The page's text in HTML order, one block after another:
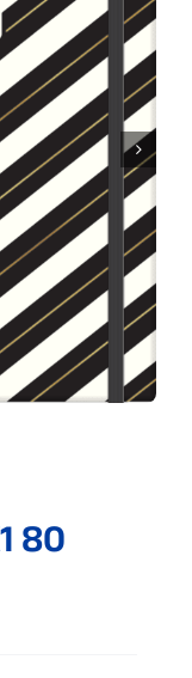
80